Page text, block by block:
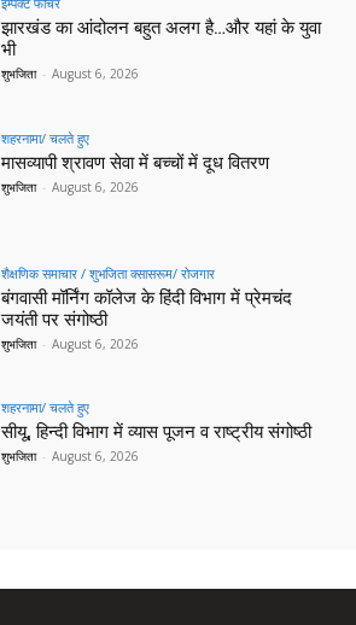
झारखंड का आंदोलन बहुत अलग है…और यहां के युवा
भी
शुभजिता - August 6, 2026
शहरनामा/ चलते हुए
मासव्यापी श्रावण सेवा में बच्चों में दूध वितरण
शुभजिता - August 6, 2026
शैक्षणिक समाचार / शुभजिता क्सासरूम/ रोजगार
बंगवासी मॉर्निंग कॉलेज के हिंदी विभाग में प्रेमचंद
जयंती पर संगोष्ठी
शुभजिता - August 6, 2026
शहरनामा/ चलते हुए
सीयू, हिन्दी विभाग में व्यास पूजन व राष्ट्रीय संगोष्ठी
शुभजिता - August 6, 2026